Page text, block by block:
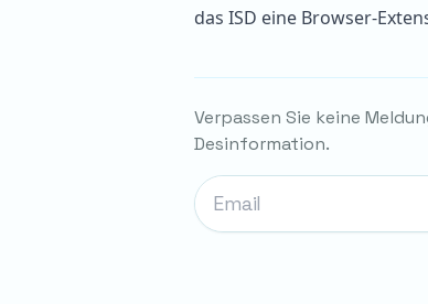
das ISD eine Browser-
Verpassen Sie keine
Desinformation.